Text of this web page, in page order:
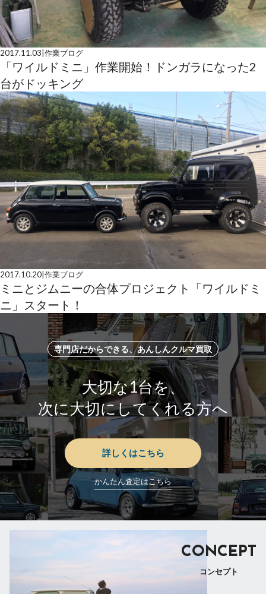
2017.11.03 作業ブログ
「ワイルドミニ」作業開始！ドンガラになった2
台がドッキング
2017.10.20 作業ブログ
ミニとジムニーの合体プロジェクト「ワイルドミ
ニ」スタート！
専門店だからできる、あんしんクルマ買取
大切な1台を、
次に大切にしてくれる方へ
詳しくはこちら
かんたん査定はこちら
CONCEPT
コンセプト